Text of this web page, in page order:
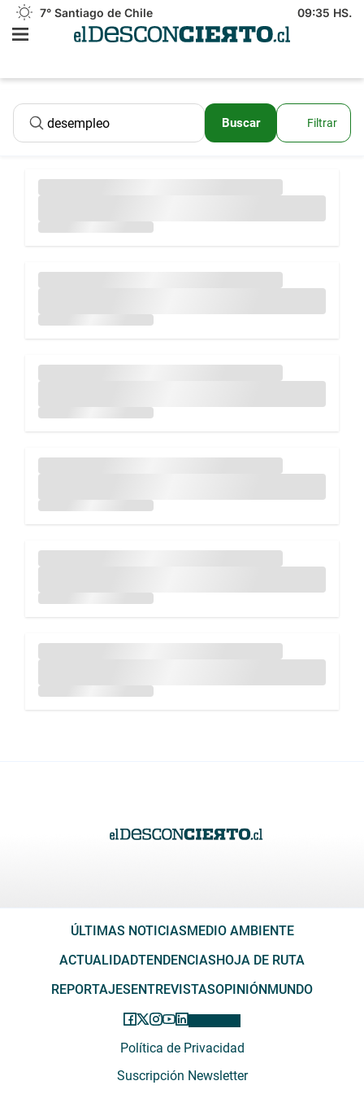
7° Santiago de Chile 09:35 HS.
Buscar Filtrar
ÚLTIMAS NOTICIASMEDIO AMBIENTE
ACTUALIDADTENDENCIASHOJA DE RUTA
REPORTAJESENTREVISTASOPINIÓNMUNDO
Política de Privacidad
Suscripción Newsletter